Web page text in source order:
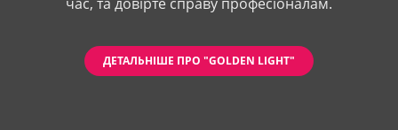
ДЕТАЛЬНІШЕ ПРО "GOLDEN LIGHT"